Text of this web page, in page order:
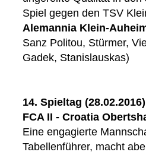
Spiel gegen den TSV
Alemannia Klein-
Sanz Politou, Stürmer,
Gadek, Stanislauskas)
14. Spieltag (28.02.2016)
FCA II - Croatia
Eine engagierte
Tabellenführer, macht